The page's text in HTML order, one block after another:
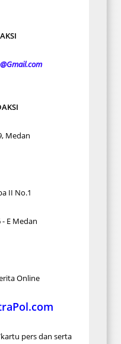
Medan
II No.1
E Medan
Online
pers dan serta